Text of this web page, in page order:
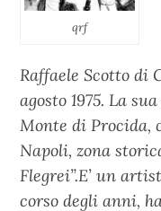
qrf
Raffaele Scotto di
agosto 1975. La
Monte di Procida,
Napoli, zona
Flegrei”.E’ un
corso degli anni,